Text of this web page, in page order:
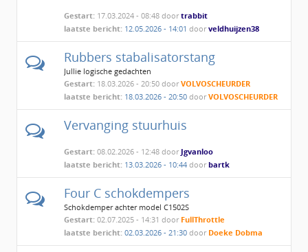
Gestart: 17.03.2024 - 08:48 doortrabbit
laatste bericht: 12.05.2026 - 14:01doorveldhuijzen38
Rubbers stabalisatorstang
Jullie logische gedachten
Gestart: 18.03.2026 - 20:50 doorVOLVOSCHEURDER
laatste bericht: 18.03.2026 - 20:50doorVOLVOSCHEURDER
Vervanging stuurhuis
Gestart: 08.02.2026 - 12:48 door Jgvanloo
laatste bericht: 13.03.2026 - 10:44doorbartk
Four C schokdempers
Schokdemper achter model C1502S
Gestart: 02.07.2025 - 14:31 door FullThrottle
laatste bericht: 02.03.2026 - 21:30door Doeke Dobma